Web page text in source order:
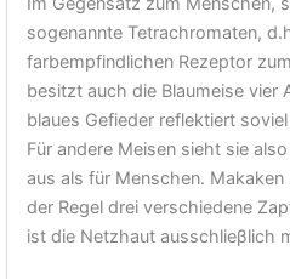
sogenannte Tetrachromaten,
farbempfindlichen Rezeptor
besitzt auch die Blaumeise vier
blaues Gefieder reflektiert
Für andere Meisen sieht sie
aus als für Menschen.
der Regel drei verschiedene
ist die Netzhaut ausschlieβlich